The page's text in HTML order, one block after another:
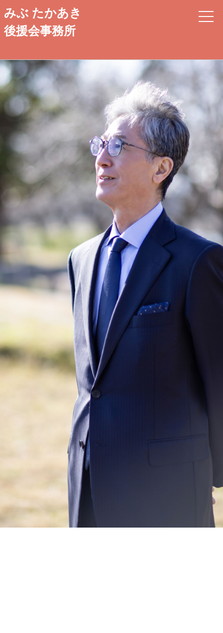
みぶ たかあき
後援会事務所